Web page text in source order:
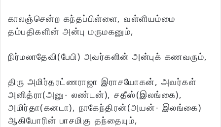
காலஞ்சென்ற கந்தப்பிள்ளை, வள்ளியம்மை
தம்பதிகளின் அன்பு மருமகனும்,
நிர்மலாதேவி(பேபி) அவர்களின் அன்புக் கணவரும்,
திரு அமிர்தரட்ணராஜா இராசயோகன், அவர்கள்
அனித்ரா(அனு- லண்டன்), சதீஸ்(இலங்கை),
அமிர்தா(கனடா), நாகேந்திரன்(அயன்- இலங்கை)
ஆகியோரின் பாசமிகு தந்தையும்,